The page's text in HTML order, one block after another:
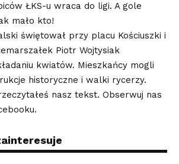
ŁKS-u wraca do ligi. A gole
mało kto!
świętował przy placu Kościuszki i
Piotr Wojtysiak
kwiatów. Mieszkańcy mogli
historyczne i walki rycerzy.
nasz tekst. Obserwuj nas
.